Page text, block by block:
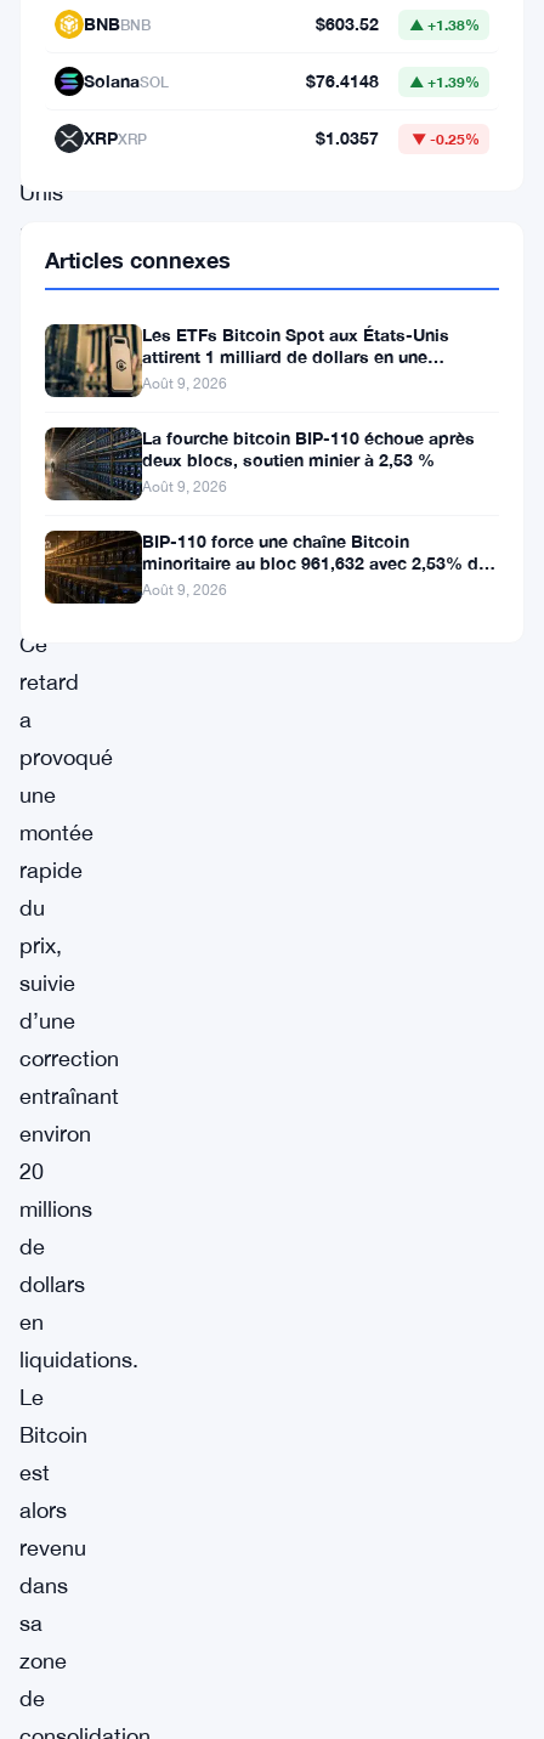
Cour
suprême
États-
Unis
a
reporté
décision
concernant
tarifs
réciproques
l’administration
Trump.
Ce
retard
a
provoqué
une
montée
rapide
du
prix,
suivie
d’une
correction
entraînant
environ
20
millions
de
dollars
en
liquidations.
Le
Bitcoin
est
alors
revenu
dans
sa
zone
de
BNBBNB $603.52 ▲ +1.38%
SolanaSOL $76.4148 ▲ +1.39%
XRPXRP $1.0357 ▼ -0.25%
Articles connexes
Les ETFs Bitcoin Spot aux États-Unis
attirent 1 milliard de dollars en une
semaine, la faille de 116 millions
Août 9, 2026
La fourche bitcoin BIP-110 échoue après
deux blocs, soutien minier à 2,53 %
Août 9, 2026
BIP-110 force une chaîne Bitcoin
minoritaire au bloc 961,632 avec 2,53% de
soutien des mineurs
Août 9, 2026